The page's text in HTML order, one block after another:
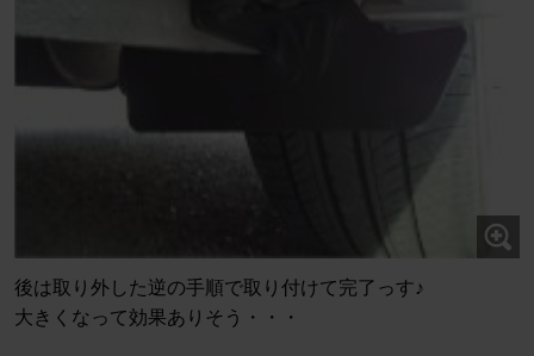
後は取り外した逆の手順で取り付けて完了っす♪
大きくなって効果ありそう・・・